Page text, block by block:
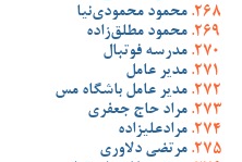
محمود محمودی‌نیا
محمود مطلق‌زاده
مدرسه فوتبال
مدیر عامل
مدیر عامل باشگاه مس
مراد حاج جعفری
مرادعلیزاده
مرتضی دلاوری